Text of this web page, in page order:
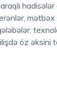
mətbəx
öz əksini